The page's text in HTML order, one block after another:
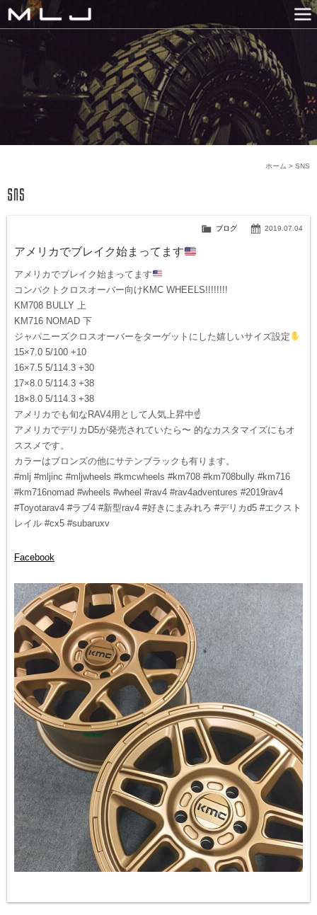
MLJ / Lexani(レクサーニ
GALLERY
SNS
NEWS
COMPANY
HISTORY
CONTACT US
LINK
SNS
ホーム >
2019.07.04
ブログ
アメリカでブレイク始まってます
アメリカでブレイク始まってます
コンパクトクロスオーバー向けKMC WHEELS!!!!!!!!
KM708 BULLY 上
KM716 NOMAD 下
ジャパニーズクロスオーバーをターゲットにした嬉しいサイズ設定
15×7.0 5/100 +10
16×7.5 5/114.3 +30
17×8.0 5/114.3 +38
18×8.0 5/114.3 +38
アメリカでも旬なRAV4用として人気上昇中☝️
アメリカでデリカD5が発売されていたら〜 的なカスタマイズにもオ
ススメです。
カラーはブロンズの他にサテンブラックも有ります。
#mlj #mljinc #mljwheels #kmcwheels #km708 #km708bully #km716
#km716nomad #wheels #wheel #rav4 #rav4adventures #2019rav4
#Toyotarav4 #ラブ4 #新型rav4 #好きにまみれろ #デリカd5 #エクスト
レイル #cx5 #subaruxv
Facebook